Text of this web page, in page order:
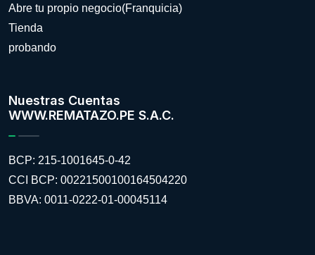
Abre tu propio negocio(Franquicia)
Tienda
probando
Nuestras Cuentas
WWW.REMATAZO.PE S.A.C.
BCP: 215-1001645-0-42
CCI BCP: 00221500100164504220
BBVA: 0011-0222-01-00045114